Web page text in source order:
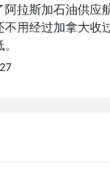
阿拉斯加石油供应
不用经过加拿大收